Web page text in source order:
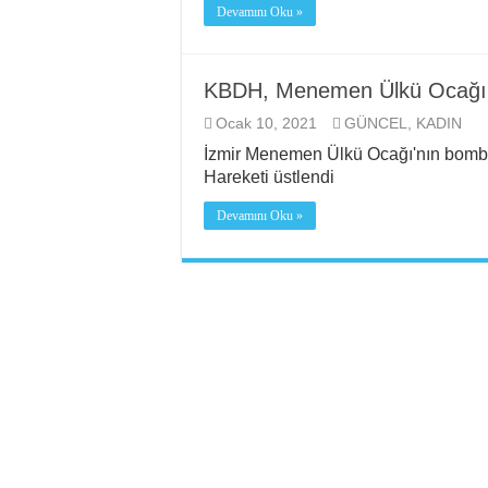
Devamını Oku »
KBDH, Menemen Ülkü
Ocak 10, 2021 GÜNCEL, KADIN
İzmir Menemen Ülkü Ocağı'nın
Hareketi üstlendi
Devamını Oku »